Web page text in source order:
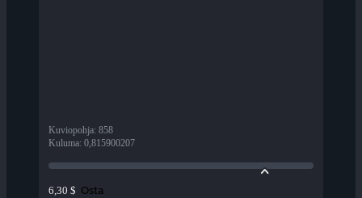
Kuviopohja: 858
Kuluma: 0,815900207
6,30 $ Osta